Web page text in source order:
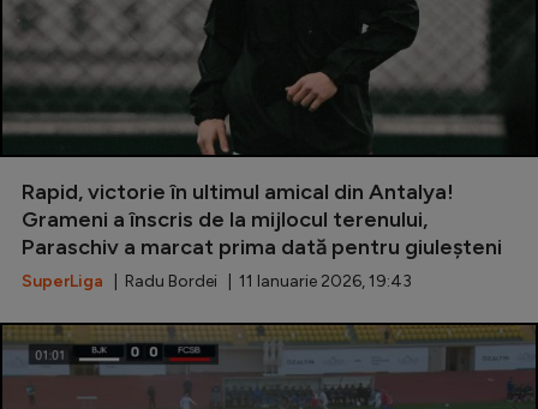
Rapid, victorie în ultimul amical din Antalya!
Grameni a înscris de la mijlocul terenului,
Paraschiv a marcat prima dată pentru giuleșteni
SuperLiga | Radu Bordei | 11 Ianuarie 2026, 19:43